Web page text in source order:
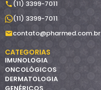
(11) 3399-7011
(11) 3399-7011
contato@pharmed.com.br
CATEGORIAS
IMUNOLOGIA
ONCOLÓGICOS
DERMATOLOGIA